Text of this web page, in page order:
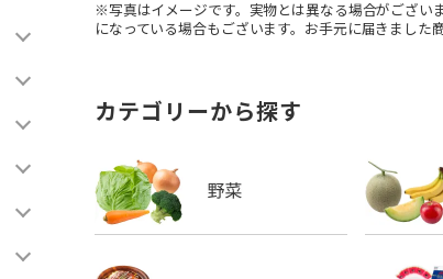
※写真はイメージです。実物とは異なる場合がござい
になっている場合もございます。お手元に届きました
カテゴリーから探す